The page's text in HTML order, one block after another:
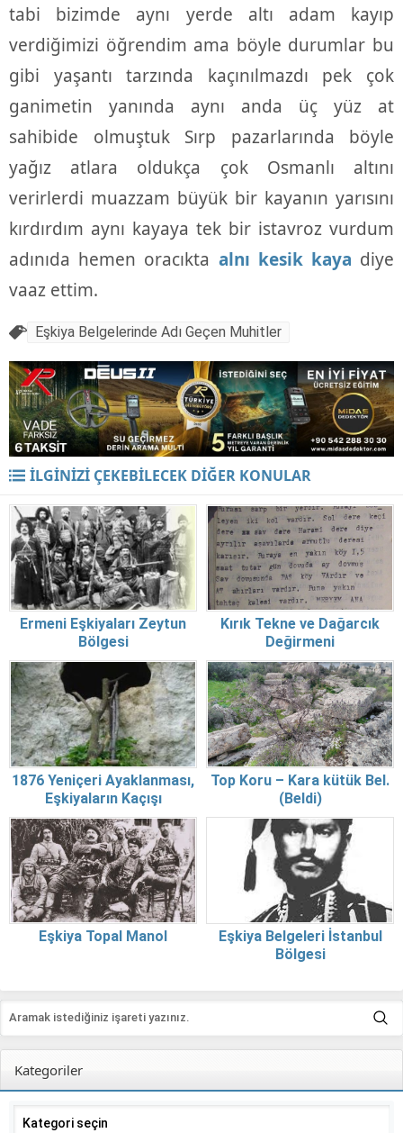
tabi bizimde aynı yerde altı adam kayıp
verdiğimizi öğrendim ama böyle durumlar bu
gibi yaşantı tarzında kaçınılmazdı pek çok
ganimetin yanında aynı anda üç yüz at
sahibide olmuştuk Sırp pazarlarında böyle
yağız atlara oldukça çok Osmanlı altını
verirlerdi muazzam büyük bir kayanın yarısını
kırdırdım aynı kayaya tek bir istavroz vurdum
adınıda hemen oracıkta alnı kesik kaya diye
vaaz ettim.
Eşkiya Belgelerinde Adı Geçen Muhitler
İLGİNİZİ ÇEKEBİLECEK DİĞER KONULAR
Ermeni Eşkiyaları Zeytun
Bölgesi
Kırık Tekne ve Dağarcık
Değirmeni
1876 Yeniçeri Ayaklanması,
Eşkiyaların Kaçışı
Top Koru – Kara kütük Bel.
(Beldi)
Eşkiya Topal Manol
Eşkiya Belgeleri İstanbul
Bölgesi
Kategoriler
Kategoriler